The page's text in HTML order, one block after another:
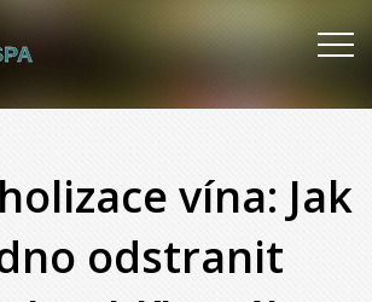
vína: Jak
odstranit